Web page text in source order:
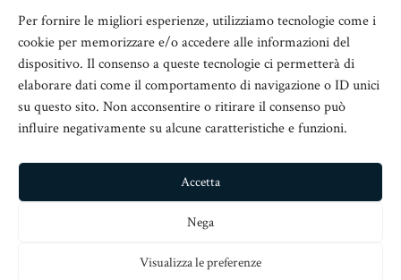
Per fornire le migliori esperienze, utilizziamo tecnologie come i
cookie per memorizzare e/o accedere alle informazioni del
dispositivo. Il consenso a queste tecnologie ci permetterà di
elaborare dati come il comportamento di navigazione o ID unici
su questo sito. Non acconsentire o ritirare il consenso può
influire negativamente su alcune caratteristiche e funzioni.
Accetta
Nega
Visualizza le preferenze
ADSeT
© 2016 Associazione Dirigenti Scolastici e Territorio
V.le San Martino Is. 89, c/o Chiesa San Nicolò all’Arcivescovado,
98123 Messina
info@adset.it– C.Fisc: 97113110833